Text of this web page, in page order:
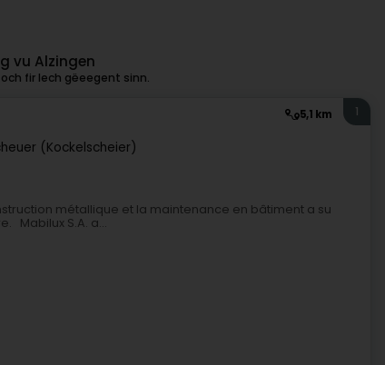
vu Alzingen
fir Iech gëeegent sinn.
5,1 km
(Kockelscheier)
1
métallique et la maintenance en bâtiment a su
Mabilux S.A. a...